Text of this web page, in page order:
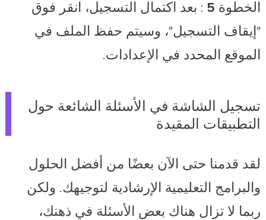
الخطوة 5
: بعد اكتمال التسجيل، انقر فوق
"إيقاف التسجيل"، وسيتم حفظ الملف في
الموقع المحدد في الإعدادات.
تسجيل الشاشة في الأسئلة الشائعة حول
التطبيقات المقيدة
لقد قدمنا حتى الآن بعضًا من أفضل الحلول
والبرامج التعليمية الإرشادية لتوجيهك. ولكن
ربما لا تزال هناك بعض الأسئلة في ذهنك،